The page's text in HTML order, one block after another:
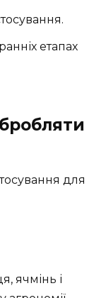
етапах
для
ячмінь і